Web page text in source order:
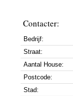
Contacter:
Bedrijf:
Straat:
Aantal House:
Postcode:
Stad: